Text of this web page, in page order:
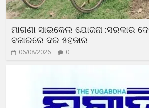
ମାଗଣା ସାଇକେଲ ଯୋଜନା :ସରକାର
ବଜାରରେ ଦର ୫ହଜାର
06/08/2026 0